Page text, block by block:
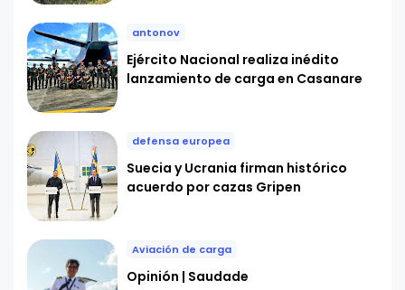
antonov
Ejército Nacional realiza inédito
lanzamiento de carga en Casanare
defensa europea
Suecia y Ucrania firman histórico
acuerdo por cazas Gripen
Aviación de carga
Opinión | Saudade